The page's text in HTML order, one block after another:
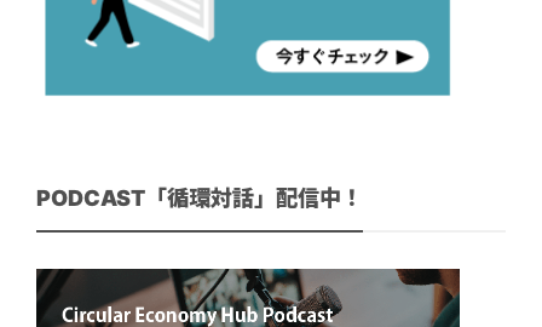
PODCAST「循環対話」配信中！